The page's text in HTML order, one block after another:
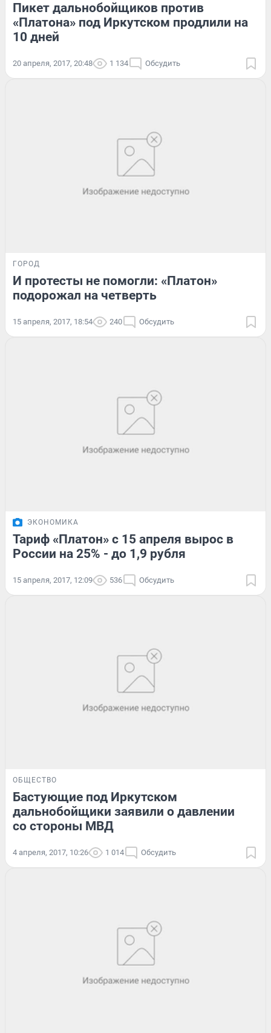
Пикет дальнобойщиков против
«Платона» под Иркутском продлили на
10 дней
20 апреля, 2017, 20:48 1 134 Обсудить
ГОРОД
И протесты не помогли: «Платон»
подорожал на четверть
15 апреля, 2017, 18:54 240 Обсудить
ЭКОНОМИКА
Тариф «Платон» с 15 апреля вырос в
России на 25% - до 1,9 рубля
15 апреля, 2017, 12:09 536 Обсудить
ОБЩЕСТВО
Бастующие под Иркутском
дальнобойщики заявили о давлении
со стороны МВД
4 апреля, 2017, 10:26 1 014 Обсудить